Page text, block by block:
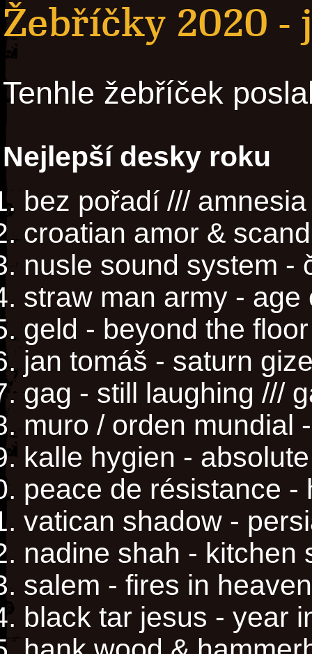
Žebříčky 2020 -
Tenhle žebříček
Nejlepší desky roku
bez pořadí ///
croatian amor &
nusle sound system -
straw man army - age
geld - beyond the floor
jan tomáš - saturn
gag - still laughing ///
muro / orden mundial
kalle hygien -
peace de résistance -
vatican shadow -
nadine shah - kitchen
salem - fires in heaven
black tar jesus - year